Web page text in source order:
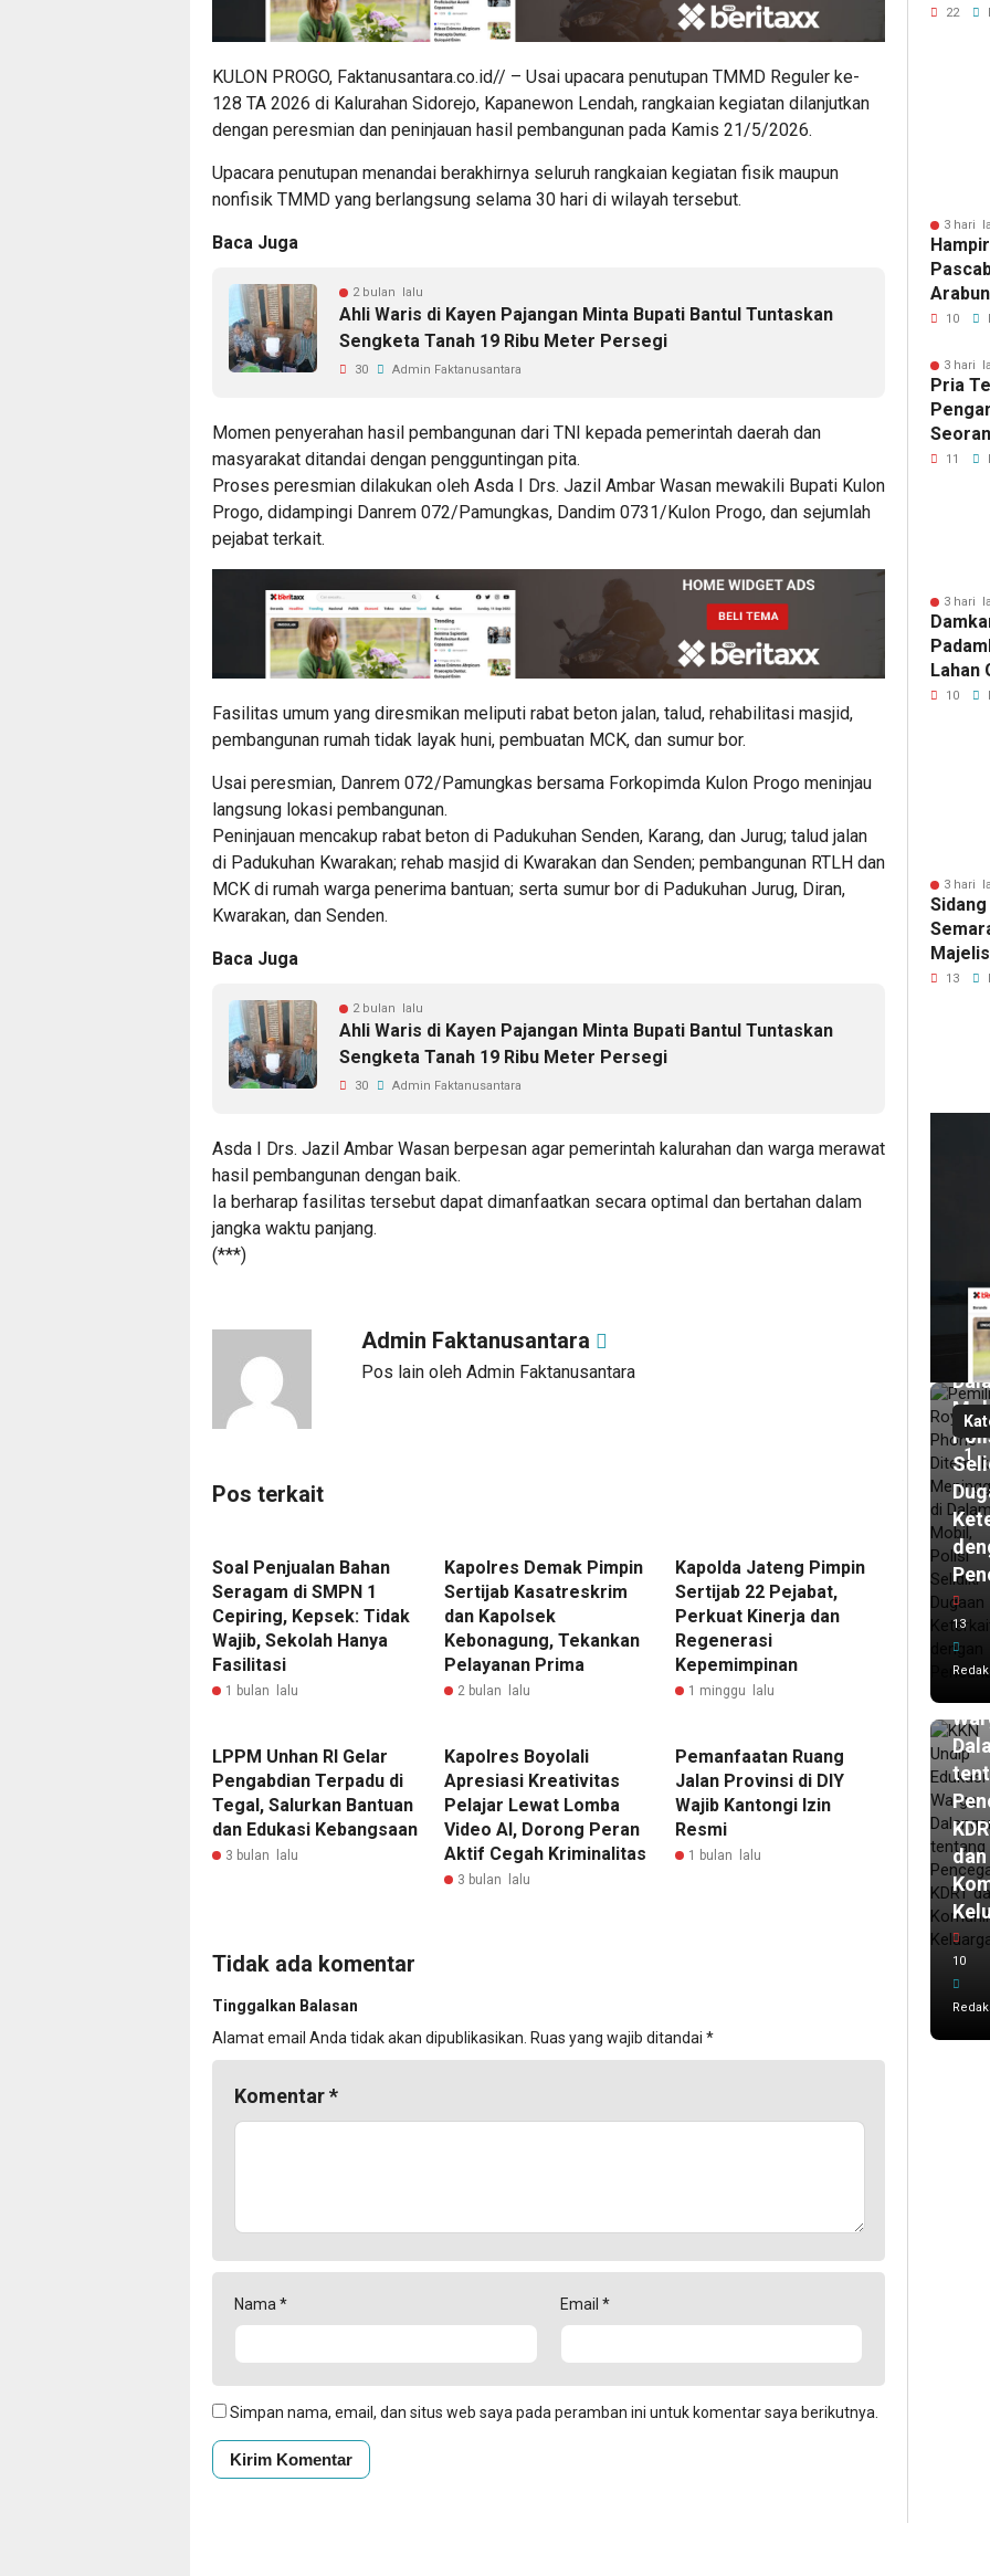
KULON PROGO, Faktanusantara.co.id// – Usai upacara penutupan TMMD Reguler ke-
128 TA 2026 di Kalurahan Sidorejo, Kapanewon Lendah, rangkaian kegiatan dilanjutkan
dengan peresmian dan peninjauan hasil pembangunan pada Kamis 21/5/2026.
Upacara penutupan menandai berakhirnya seluruh rangkaian kegiatan fisik maupun
nonfisik TMMD yang berlangsung selama 30 hari di wilayah tersebut.
Baca Juga
2 bulan lalu
Ahli Waris di Kayen Pajangan Minta Bupati Bantul Tuntaskan
Sengketa Tanah 19 Ribu Meter Persegi
30 Admin Faktanusantara
Momen penyerahan hasil pembangunan dari TNI kepada pemerintah daerah dan
masyarakat ditandai dengan pengguntingan pita.
Proses peresmian dilakukan oleh Asda I Drs. Jazil Ambar Wasan mewakili Bupati Kulon
Progo, didampingi Danrem 072/Pamungkas, Dandim 0731/Kulon Progo, dan sejumlah
pejabat terkait.
Fasilitas umum yang diresmikan meliputi rabat beton jalan, talud, rehabilitasi masjid,
pembangunan rumah tidak layak huni, pembuatan MCK, dan sumur bor.
Usai peresmian, Danrem 072/Pamungkas bersama Forkopimda Kulon Progo meninjau
langsung lokasi pembangunan.
Peninjauan mencakup rabat beton di Padukuhan Senden, Karang, dan Jurug; talud jalan
di Padukuhan Kwarakan; rehab masjid di Kwarakan dan Senden; pembangunan RTLH dan
MCK di rumah warga penerima bantuan; serta sumur bor di Padukuhan Jurug, Diran,
Kwarakan, dan Senden.
Baca Juga
2 bulan lalu
Ahli Waris di Kayen Pajangan Minta Bupati Bantul Tuntaskan
Sengketa Tanah 19 Ribu Meter Persegi
30 Admin Faktanusantara
Asda I Drs. Jazil Ambar Wasan berpesan agar pemerintah kalurahan dan warga merawat
hasil pembangunan dengan baik.
Ia berharap fasilitas tersebut dapat dimanfaatkan secara optimal dan bertahan dalam
jangka waktu panjang.
(***)
Admin Faktanusantara
Pos lain oleh Admin Faktanusantara
Pos terkait
Soal Penjualan Bahan
Seragam di SMPN 1
Cepiring, Kepsek: Tidak
Wajib, Sekolah Hanya
Fasilitasi
1 bulan lalu
Kapolres Demak Pimpin
Sertijab Kasatreskrim
dan Kapolsek
Kebonagung, Tekankan
Pelayanan Prima
2 bulan lalu
Kapolda Jateng Pimpin
Sertijab 22 Pejabat,
Perkuat Kinerja dan
Regenerasi
Kepemimpinan
1 minggu lalu
LPPM Unhan RI Gelar
Pengabdian Terpadu di
Tegal, Salurkan Bantuan
dan Edukasi Kebangsaan
3 bulan lalu
Kapolres Boyolali
Apresiasi Kreativitas
Pelajar Lewat Lomba
Video AI, Dorong Peran
Aktif Cegah Kriminalitas
3 bulan lalu
Pemanfaatan Ruang
Jalan Provinsi di DIY
Wajib Kantongi Izin
Resmi
1 bulan lalu
Tidak ada komentar
Tinggalkan Balasan
Alamat email Anda tidak akan dipublikasikan. Ruas yang wajib ditandai *
Komentar*
Nama* Email *
Simpan nama, email, dan situs web saya pada peramban ini untuk komentar saya berikutnya.
22
3 hari
10
3 hari
Pria
Medan
11
3 hari
Lahan
10
3 hari
13
1
13
2
hari
KKN
dan
10